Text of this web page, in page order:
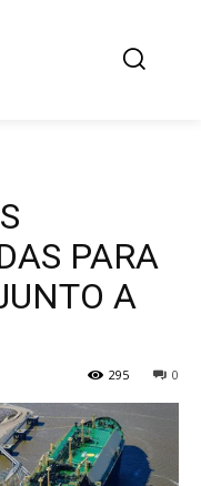
PARA
A
0
295